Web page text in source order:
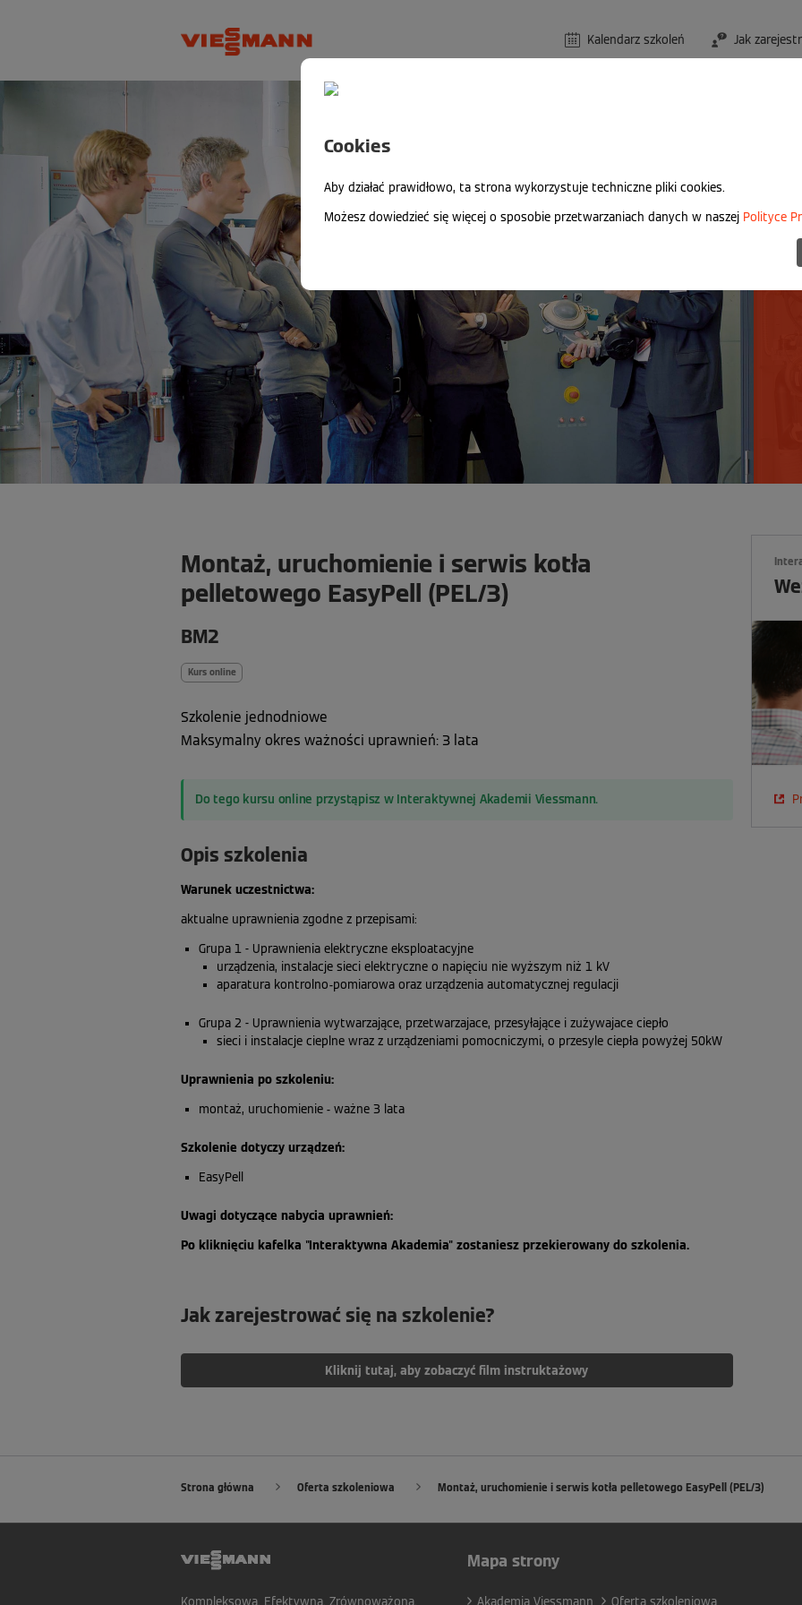
Cookies
Aby działać prawidłowo, ta strona wykorzystuje techniczne pliki cookies.
Możesz dowiedzieć się więcej o sposobie przetwarzaniach danych w naszej Polityce
Kalendarz szkoleń Jak
Montaż, uruchomienie i serwis kotła
pelletowego EasyPell (PEL/3)
BM2
Kurs online
Szkolenie jednodniowe
Maksymalny okres ważności uprawnień: 3 lata
Do tego kursu online przystąpisz w Interaktywnej Akademii Viessmann.
Opis szkolenia
Warunek uczestnictwa:
aktualne uprawnienia zgodne z przepisami:
Grupa 1 - Uprawnienia elektryczne eksploatacyjne
urządzenia, instalacje sieci elektryczne o napięciu nie wyższym niż 1 kV
aparatura kontrolno-pomiarowa oraz urządzenia automatycznej regulacji
Grupa 2 - Uprawnienia wytwarzające, przetwarzajace, przesyłające i zużywajace ciepło
sieci i instalacje cieplne wraz z urządzeniami pomocniczymi, o przesyle ciepła powyżej 50kW
Uprawnienia po szkoleniu:
montaż, uruchomienie - ważne 3 lata
Szkolenie dotyczy urządzeń:
EasyPell
Uwagi dotyczące nabycia uprawnień:
Po kliknięciu kafelka "Interaktywna Akademia" zostaniesz przekierowany do szkolenia.
Jak zarejestrować się na szkolenie?
Kliknij tutaj, aby zobaczyć film instruktażowy
Strona główna Oferta szkoleniowa Montaż, uruchomienie i serwis kotła pelletowego EasyPell (PEL/3)
Mapa strony